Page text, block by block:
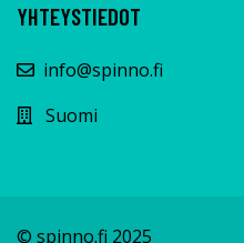
YHTEYSTIEDOT
info@spinno.fi
Suomi
© spinno.fi 2025